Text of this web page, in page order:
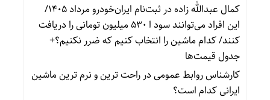
کمال عبدالله زادهدر
ثبت‌نام ایران‌خودرو مرداد ۱۴۰۵/
این افراد می‌توانند سود ا ۵۳۰ میلیون تومانی را دریافت
کنند/ کدام ماشین را انتخاب کنیم که ضرر نکنیم؟+
جدول قیمت‌ها
کارشناس روابط عمومیدرراحت ترین و نرم ترین ماشین
ایرانی کدام است؟